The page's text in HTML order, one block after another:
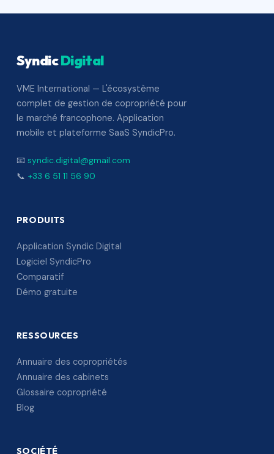
SyndicDigital
VME International — L'écosystème
complet de gestion de copropriété pour
le marché francophone. Application
mobile et plateforme SaaS SyndicPro.
📧 syndic.digital@gmail.com
📞 +33 6 51 11 56 90
PRODUITS
Application Syndic Digital
Logiciel SyndicPro
Comparatif
Démo gratuite
RESSOURCES
Annuaire des copropriétés
Annuaire des cabinets
Glossaire copropriété
Blog
SOCIÉTÉ